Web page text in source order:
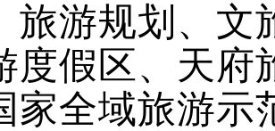
旅游规划、文
度假区、天府
家全域旅游